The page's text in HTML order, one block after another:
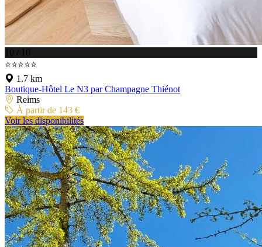
10 / 10
⭐⭐⭐⭐⭐
1.7 km
Boutique-Hôtel Le N3 par Champagne Thiénot
Reims
À partir de 143 €
Voir les disponibilités